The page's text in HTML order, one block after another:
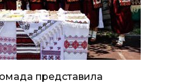
представила